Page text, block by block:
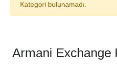
Kategori bulunamadı.
Armani Exchange